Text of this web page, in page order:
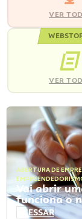
VER
VER
ABERTURA DE
Vai abrir
funciona o
ACESSAR